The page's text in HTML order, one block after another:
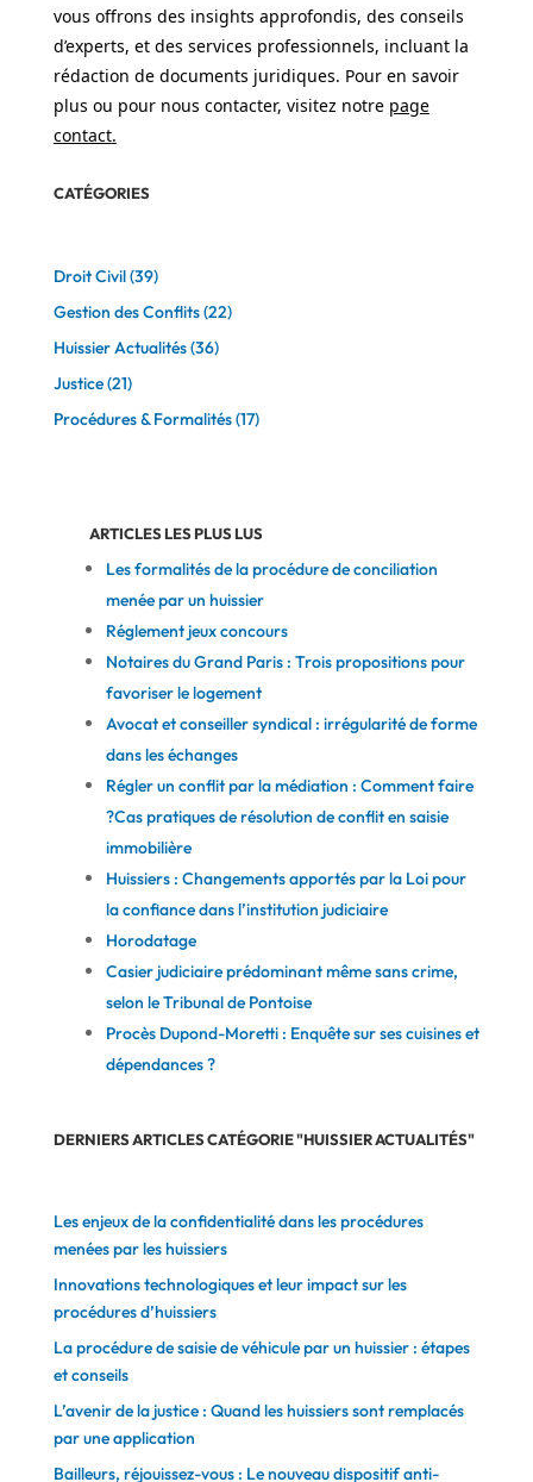
vous offrons des insights approfondis, des conseils
d’experts, et des services professionnels, incluant la
rédaction de documents juridiques. Pour en savoir
plus ou pour nous contacter, visitez notre page
contact.
CATÉGORIES
Droit Civil(39)
Gestion des Conflits(22)
Huissier Actualités(36)
Justice(21)
Procédures & Formalités(17)
ARTICLES LES PLUS LUS
Les formalités de la procédure de conciliation
menée par un huissier
Réglement jeux concours
Notaires du Grand Paris : Trois propositions pour
favoriser le logement
Avocat et conseiller syndical : irrégularité de forme
dans les échanges
Régler un conflit par la médiation : Comment faire
?Cas pratiques de résolution de conflit en saisie
immobilière
Huissiers : Changements apportés par la Loi pour
la confiance dans l’institution judiciaire
Horodatage
Casier judiciaire prédominant même sans crime,
selon le Tribunal de Pontoise
Procès Dupond-Moretti : Enquête sur ses cuisines et
dépendances ?
DERNIERS ARTICLES CATÉGORIE "HUISSIER ACTUALITÉS"
Les enjeux de la confidentialité dans les procédures
menées par les huissiers
Innovations technologiques et leur impact sur les
procédures d’huissiers
La procédure de saisie de véhicule par un huissier : étapes
et conseils
L’avenir de la justice : Quand les huissiers sont remplacés
par une application
Bailleurs, réjouissez-vous : Le nouveau dispositif anti-